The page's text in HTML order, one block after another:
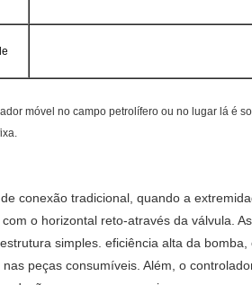
móvel no campo petrolífero ou no lugar lá é
conexão tradicional, quando a
o horizontal reto-através da válvula.
simples. eficiência alta da bomba,
peças consumíveis. Além, o